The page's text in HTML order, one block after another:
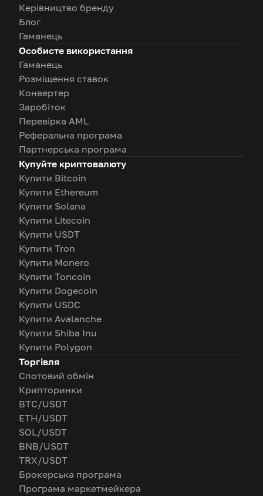
Керівництво бренду
Блог
Гаманець
Особисте використання
Гаманець
Розміщення ставок
Конвертер
Заробіток
Перевірка AML
Реферальна програма
Партнерська програма
Купуйте криптовалюту
Купити Bitcoin
Купити Ethereum
Купити Solana
Купити Litecoin
Купити USDT
Купити Tron
Купити Monero
Купити Toncoin
Купити Dogecoin
Купити USDC
Купити Avalanche
Купити Shiba Inu
Купити Polygon
Торгівля
Спотовий обмін
Крипторинки
BTC/USDT
ETH/USDT
SOL/USDT
BNB/USDT
TRX/USDT
Брокерська програма
Програма маркетмейкера